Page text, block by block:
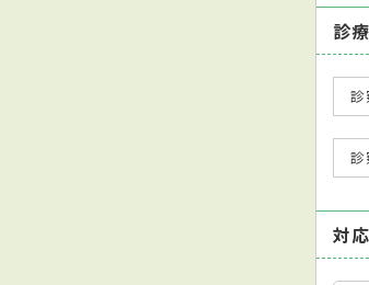
診
診
診
対